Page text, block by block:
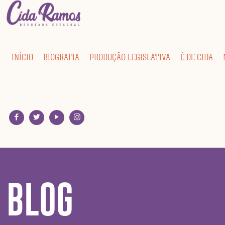
INÍCIO BIOGRAFIA PRODUÇÃO LEGISLATIVA É DE CIDA
BLOG